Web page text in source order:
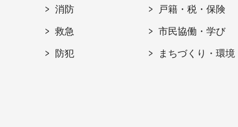
消防
救急
防犯
戸籍・税・保険
市民協働・学び
まちづくり・環境